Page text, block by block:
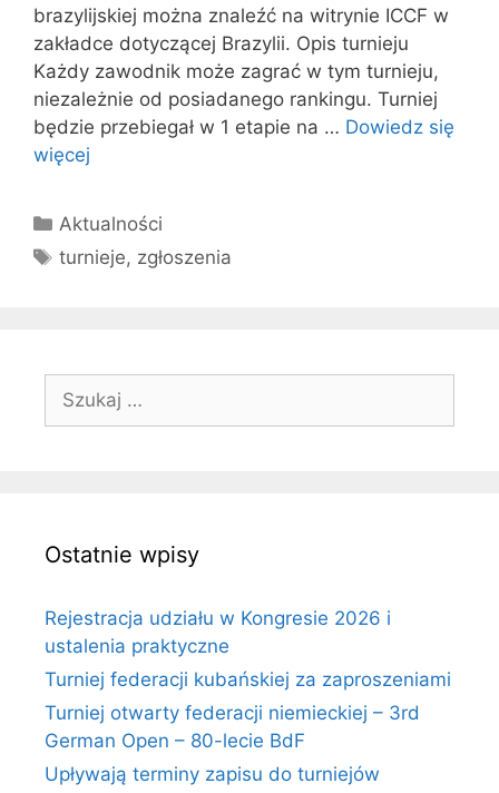
brazylijskiej można znaleźć na witrynie ICCF w
zakładce dotyczącej Brazylii. Opis turnieju
Każdy zawodnik może zagrać w tym turnieju,
niezależnie od posiadanego rankingu. Turniej
będzie przebiegał w 1 etapie na … Dowiedz się
więcej
Kategorie
Aktualności
Tagi
turnieje, zgłoszenia
Ostatnie wpisy
Rejestracja udziału w Kongresie 2026 i
ustalenia praktyczne
Turniej federacji kubańskiej za zaproszeniami
Turniej otwarty federacji niemieckiej – 3rd
German Open – 80-lecie BdF
Upływają terminy zapisu do turniejów